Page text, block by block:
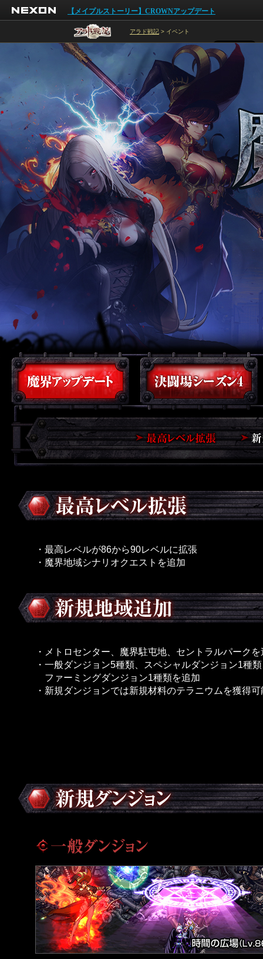
NEXON
【メイプルストーリー】CROWNアップデート
アラド戦記 > イベント
魔界アップデート
最高レ
・最高レベルが86から90レベルに拡張
・魔界地域シナリオクエストを追加
・メトロセンター、魔界駐屯地、セントラルパークを
・一般ダンジョン5種類、スペシャルダンジョン1種
ファーミングダンジョン1種類を追加
・新規ダンジョンでは新規材料のテラニウムを獲得可